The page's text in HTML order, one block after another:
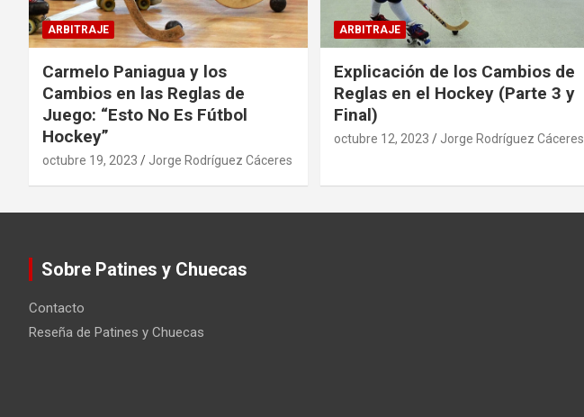
ARBITRAJE
Carmelo Paniagua y los
Cambios en las Reglas de
Juego: “Esto No Es Fútbol
Hockey”
octubre 19, 2023 Jorge Rodríguez Cáceres
ARBITRAJE
Explicación de los Cambios de
Reglas en el Hockey (Parte 3 y
Final)
octubre 12, 2023 Jorge Rodríguez Cáceres
Sobre Patines y Chuecas
Contacto
Reseña de Patines y Chuecas